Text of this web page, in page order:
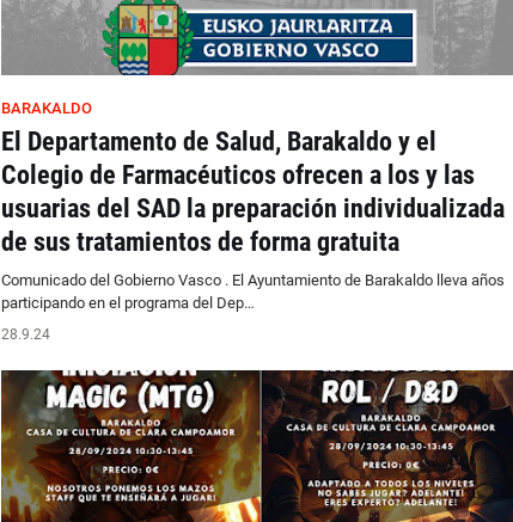
BARAKALDO
El Departamento de Salud, Barakaldo y el
Colegio de Farmacéuticos ofrecen a los y las
usuarias del SAD la preparación individualizada
de sus tratamientos de forma gratuita
Comunicado del Gobierno Vasco . El Ayuntamiento de Barakaldo lleva años
participando en el programa del Dep…
28.9.24